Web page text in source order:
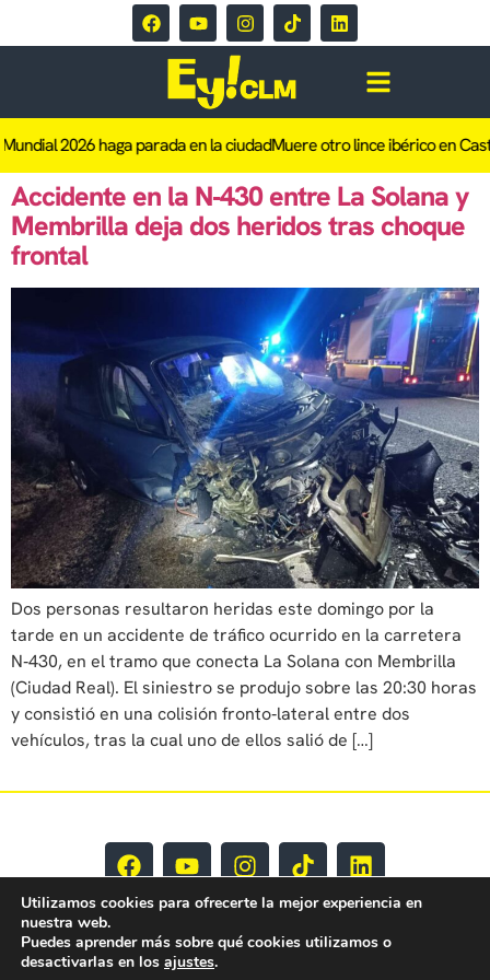
2026 haga parada en la ciudadMuere otro lince ibérico en
Accidente en la N‑430 entre La Solana y
Membrilla deja dos heridos tras choque
frontal
Dos personas resultaron heridas este domingo por la
tarde en un accidente de tráfico ocurrido en la carretera
N‑430, en el tramo que conecta La Solana con Membrilla
(Ciudad Real). El siniestro se produjo sobre las 20:30 horas
y consistió en una colisión fronto‑lateral entre dos
vehículos, tras la cual uno de ellos salió de […]
Utilizamos cookies para ofrecerte la mejor experiencia en
nuestra web.
Puedes aprender más sobre qué cookies utilizamos o
desactivarlas en los ajustes.